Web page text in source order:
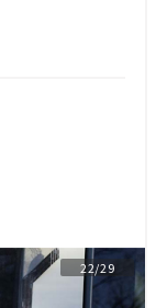
22/29